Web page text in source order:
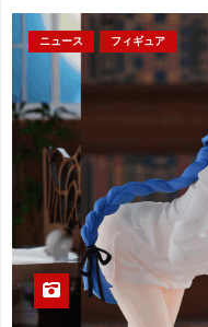
ニュース フィギュア